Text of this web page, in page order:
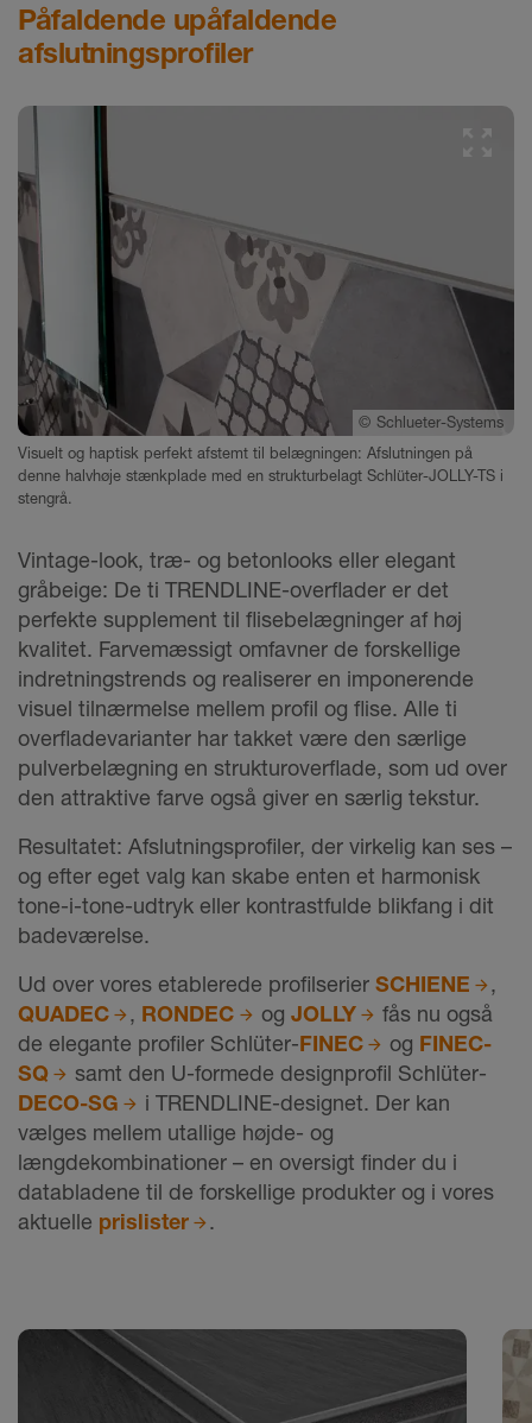
Påfaldende upåfaldende
afslutningsprofiler
© Schlueter-Systems
Visuelt og haptisk perfekt afstemt til belægningen: Afslutningen på
denne halvhøje stænkplade med en strukturbelagt Schlüter-JOLLY-TS i
stengrå.
Vintage-look, træ- og betonlooks eller elegant
gråbeige: De ti TRENDLINE-overflader er det
perfekte supplement til flisebelægninger af høj
kvalitet. Farvemæssigt omfavner de forskellige
indretningstrends og realiserer en imponerende
visuel tilnærmelse mellem profil og flise. Alle ti
overfladevarianter har takket være den særlige
pulverbelægning en strukturoverflade, som ud over
den attraktive farve også giver en særlig tekstur.
Resultatet: Afslutningsprofiler, der virkelig kan ses –
og efter eget valg kan skabe enten et harmonisk
tone-i-tone-udtryk eller kontrastfulde blikfang i dit
badeværelse.
Ud over vores etablerede profilserier SCHIENE
,
QUADEC
, RONDEC og JOLLY
fås nu også
de elegante profiler Schlüter-FINEC og FINEC-
SQ
samt den U-formede designprofil Schlüter-
DECO-SG
i TRENDLINE-designet. Der kan
vælges mellem utallige højde- og
længdekombinationer – en oversigt finder du i
databladene til de forskellige produkter og i vores
aktuelle prislister .